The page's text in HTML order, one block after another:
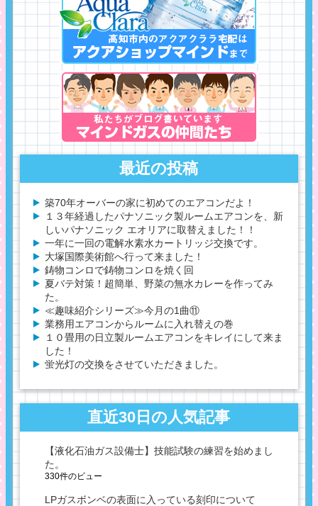
最近の投稿
築70年オーバーの家に初めてのエアコンだよ！
１３年経過したパナソニック製ルームエアコンを、新
しいパナソニック エオリアに取替えました！！
一年に一回の電解水素水カートリッジ交換です。
大塚国際美術館へ行って来ました！
鋳物コンロで鋳物コンロを焼く回
夏バテ対策！超簡単、野菜の無水カレーを作ってみ
た。
≪趣味紹介シリーズ≫今月の1曲⑪
業務用エアコンからルームに入れ替えの巻
１０畳用の日立製ルームエアコンをキレイにして来ま
した！
蛍光灯の交換をさせていただきました。
直近30日の人気記事
【液化石油ガス設備士】技能試験の練習を始めまし
た。
330件のビュー
LPガスボンベの表面に入っている刻印について